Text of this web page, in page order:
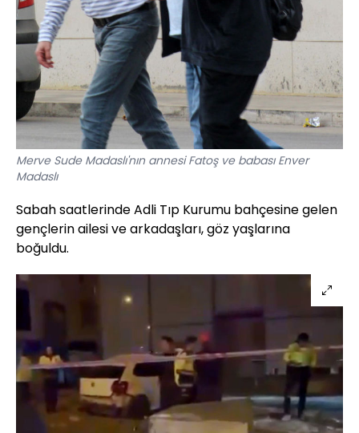
Merve Sude Madaslı'nın annesi Fatoş ve babası Enver
Madaslı
Sabah saatlerinde Adli Tıp Kurumu bahçesine gelen
gençlerin ailesi ve arkadaşları, göz yaşlarına
boğuldu.